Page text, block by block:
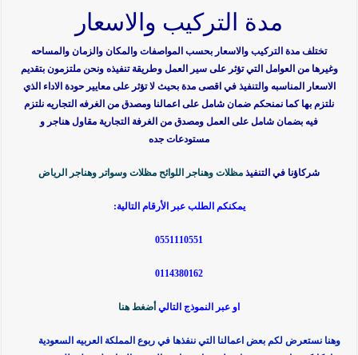
مدة التركيب والاسعار
تختلف مدة التركيب والاسعار بحسب المواصفات والمكان والزمان والمساحه
وغيرها من العوامل التي تؤثر على سير العمل وطريقة تنفيذه ونحن ملتزمون بتقديم
الاسعار المناسبه والتنفيذ في اقصى مدة بحيث لا تؤثر على معايير حودة الاداء الذي
نلتزم بها كما نمنحكم ضمان شامل على اعمالنا ومصدق من الغرفه التجاريه نلتزم
فيه بضمان شامل على العمل ومصدق من الغرفة التجارية مقاول هناجر و
مستودعات جده
شركاؤنا في التنفيذ مظلات وهناجر اللوائح مظلات وسواتر وهناجر الرياض
يمكنكم الطلب عبر الأرقام التالية:
0551110551
0114380162
او عبر النموذج التاليأضغط هنا
وهنا نستعرض لكم بعض اعمالنا التي ننفذها في ربوع المملكة العربيه السعودية